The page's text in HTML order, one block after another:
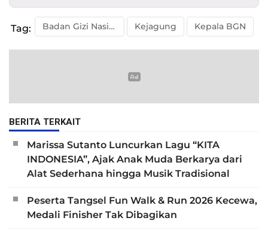
Tag: Badan Gizi Nasional Kejagung Kepala BGN
BERITA TERKAIT
Marissa Sutanto Luncurkan Lagu “KITA
INDONESIA”, Ajak Anak Muda Berkarya dari
Alat Sederhana hingga Musik Tradisional
Peserta Tangsel Fun Walk & Run 2026 Kecewa,
Medali Finisher Tak Dibagikan